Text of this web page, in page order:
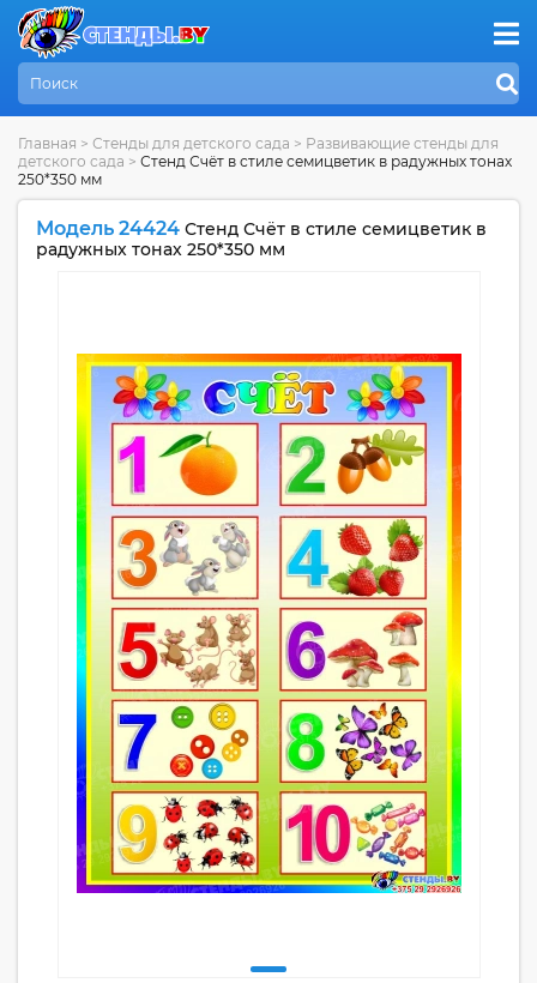
Главная > Стенды для детского сада > Развивающие стенды для
детского сада > Стенд Счёт в стиле семицветик в радужных тонах
250*350 мм
Модель 24424 Стенд Счёт в стиле семицветик в
радужных тонах 250*350 мм